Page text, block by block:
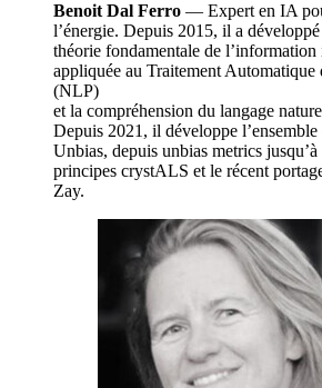
Benoit Dal Ferro — Expert en IA
l’énergie. Depuis 2015, il a
théorie fondamentale de
appliquée au Traitement Automatique
(NLP)
et la compréhension du langage
Depuis 2021, il développe l’ensemble
Unbias, depuis unbias metrics
principes crystALS et le récent
Zay.